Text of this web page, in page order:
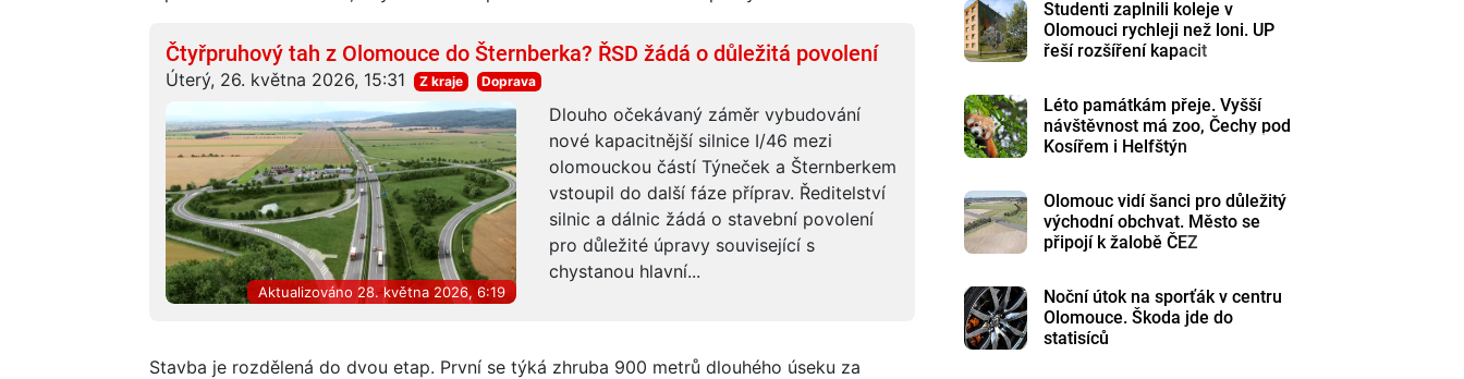
Čtyřpruhový tah z Olomouce do Šternberka? ŘSD žádá o důležitá povolení
Úterý, 26. května 2026, 15:31 Z kraje Doprava
Aktualizováno 28. května 2026, 6:19
Dlouho očekávaný záměr vybudování
nové kapacitnější silnice I/46 mezi
olomouckou částí Týneček a Šternberkem
vstoupil do další fáze příprav. Ředitelství
silnic a dálnic žádá o stavební povolení
pro důležité úpravy související s
chystanou hlavní...
Stavba je rozdělená do dvou etap. První se týká zhruba 900 metrů dlouhého úseku za
Studenti zaplnili koleje v
Olomouci rychleji než loni. UP
řeší rozšíření kapacit
Léto památkám přeje. Vyšší
návštěvnost má zoo, Čechy pod
Kosířem i Helfštýn
Olomouc vidí šanci pro důležitý
východní obchvat. Město se
připojí k žalobě ČEZ
Noční útok na sporťák v centru
Olomouce. Škoda jde do
statisíců